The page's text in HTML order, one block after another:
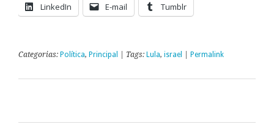
LinkedIn E-mail Tumblr
Categorias: Política, Principal | Tags: Lula, israel Permalink